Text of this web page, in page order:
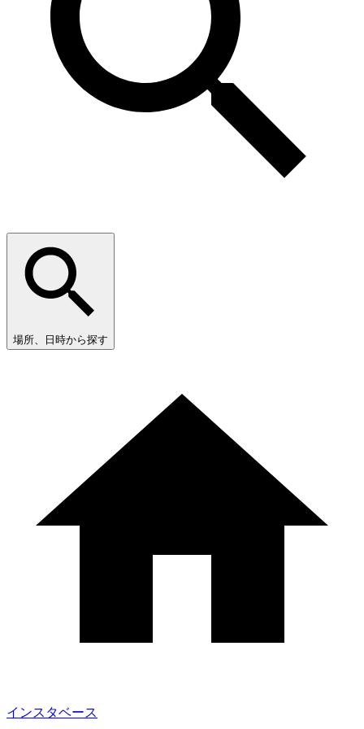
場所、日時から探す
インスタベース